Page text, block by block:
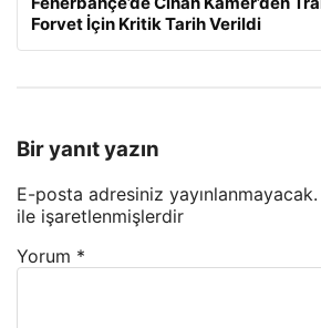
Forvet İçin Kritik Tarih Verildi
Bir yanıt yazın
E-posta adresiniz yayınlanmayacak.
ile işaretlenmişlerdir
Yorum *